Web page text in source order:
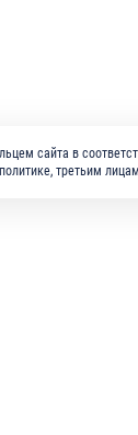
сайта в
третьим